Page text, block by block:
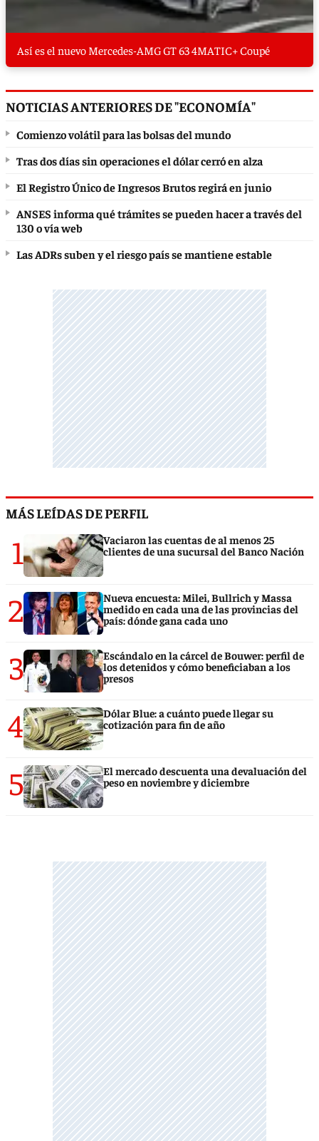
Así es el nuevo Mercedes-AMG GT 63 4MATIC+ Coupé
NOTICIAS ANTERIORES DE "ECONOMÍA"
Comienzo volátil para las bolsas del mundo
Tras dos días sin operaciones el dólar cerró en alza
El Registro Único de Ingresos Brutos regirá en junio
ANSES informa qué trámites se pueden hacer a través del
130 o vía web
Las ADRs suben y el riesgo país se mantiene estable
MÁS LEÍDAS DE PERFIL
1
Vaciaron las cuentas de al menos 25
clientes de una sucursal del Banco Nación
2
Nueva encuesta: Milei, Bullrich y Massa
medido en cada una de las provincias del
país: dónde gana cada uno
3
Escándalo en la cárcel de Bouwer: perfil de
los detenidos y cómo beneficiaban a los
presos
4
Dólar Blue: a cuánto puede llegar su
cotización para fin de año
5
El mercado descuenta una devaluación del
peso en noviembre y diciembre